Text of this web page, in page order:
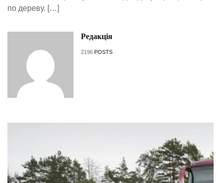
по дереву. […]
Редакція
2196 POSTS